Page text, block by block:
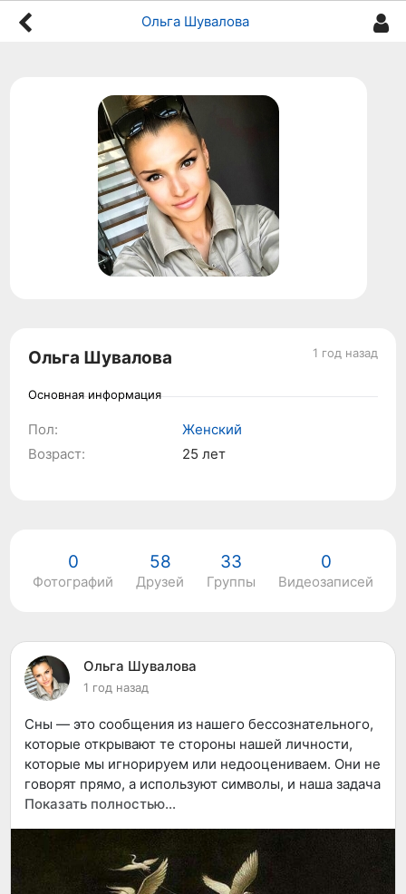
Ольга Шувалова
1 год назад
Ольга Шувалова
Основная информация
Пол:
Женский
Возраст:
25 лет
0
Фотографий
58
Друзей
33
Группы
0
Видеозаписей
Ольга Шувалова
1 год назад
Сны — это сообщения из нашего бессознательного,
которые открывают те стороны нашей личности,
которые мы игнорируем или недооцениваем. Они не
говорят прямо, а используют символы, и наша задача
— научиться их понимать, чтобы выйти за пределы
показывают нам архетипические образы,
существующие в глубинах каждого человека, и
могут стать проводниками в самопознании и
Показать полностью…